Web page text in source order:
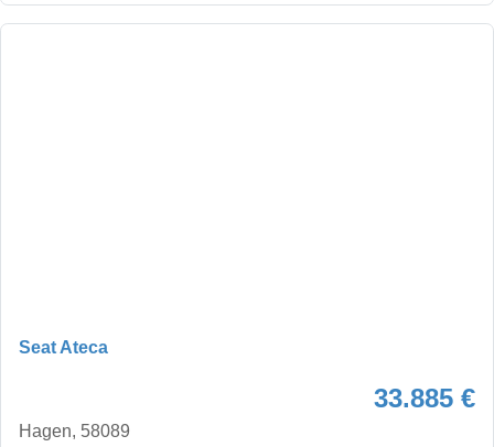
Seat Ateca
33.885 €
Hagen, 58089